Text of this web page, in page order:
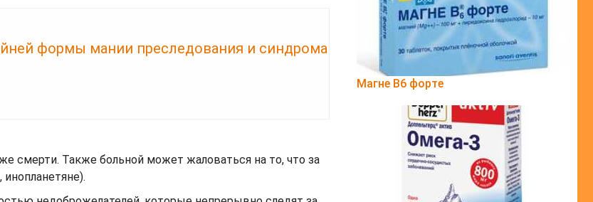
формы мании преследования и синдрома
смерти. Также больной может жаловаться на то, что за
Магне B6 форте